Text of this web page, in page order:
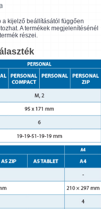
a kijelző beállításától függően
A termékek megjelenítésénél
részei.